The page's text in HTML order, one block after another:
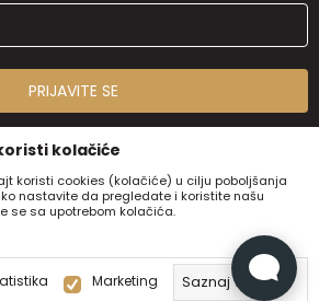
PRIJAVITE SE
kolačiće
koristi cookies (kolačiće) u cilju poboljšanja
nastavite da pregledate i koristite našu
se sa upotrebom kolačića.
Marketing Saznaj više